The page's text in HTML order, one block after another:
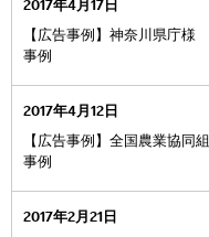
2017年4月17日
【広告事例】神奈川県庁
事例
2017年4月12日
【広告事例】全国農業協
事例
2017年2月21日